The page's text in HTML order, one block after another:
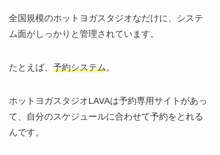
全国規模のホットヨガスタジオなだけに、システ
ム面がしっかりと管理されています。
たとえば、 予約システム。
ホットヨガスタジオLAVAは予約専用サイトがあっ
て、自分のスケジュールに合わせて予約をとれる
んです。